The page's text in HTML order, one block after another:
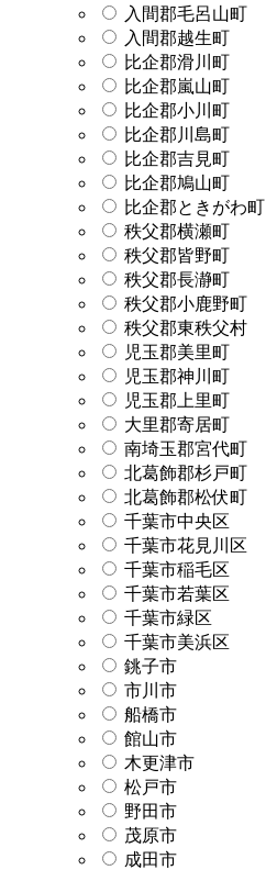
入間郡毛呂山町
入間郡越生町
比企郡滑川町
比企郡嵐山町
比企郡小川町
比企郡川島町
比企郡吉見町
比企郡鳩山町
比企郡ときがわ町
秩父郡横瀬町
秩父郡皆野町
秩父郡長瀞町
秩父郡小鹿野町
秩父郡東秩父村
児玉郡美里町
児玉郡神川町
児玉郡上里町
大里郡寄居町
南埼玉郡宮代町
北葛飾郡杉戸町
北葛飾郡松伏町
千葉市中央区
千葉市花見川区
千葉市稲毛区
千葉市若葉区
千葉市緑区
千葉市美浜区
銚子市
市川市
船橋市
館山市
木更津市
松戸市
野田市
茂原市
成田市